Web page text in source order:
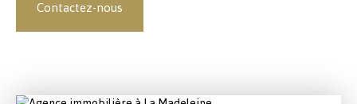
Contactez-nous